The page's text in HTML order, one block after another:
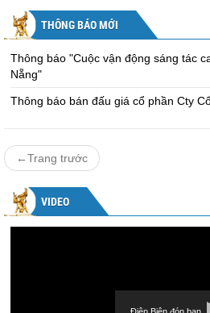
THÔNG BÁO MỚI
Thông báo "Cuộc vận động sáng tác
Nẵng"
Thông báo bán đấu giá cổ phần Cty
←Trang trước
VIDEO